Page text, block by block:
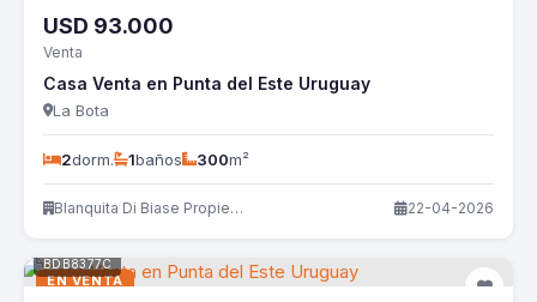
USD 93.000
Venta
Casa Venta en Punta del Este Uruguay
La Bota
2dorm. 1baños 300m²
Blanquita Di Biase Propiedades 22-04-2026
EN VENTA
BDB8377C